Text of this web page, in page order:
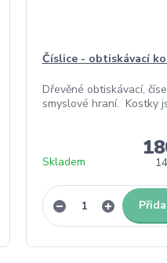
Číslice - obtiskávací
Dřevěné obtiskávací,
smyslové hraní. Kostky
Skladem